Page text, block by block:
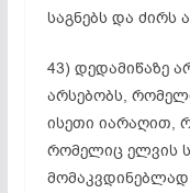
საგნებს და ძირს
43) დედამიწაზე
არსებობს,
ისეთი იარაღით,
რომელიც ელვის